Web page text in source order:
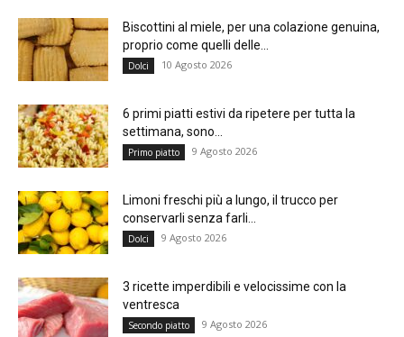
Biscottini al miele, per una colazione genuina,
proprio come quelli delle...
Dolci 10 Agosto 2026
6 primi piatti estivi da ripetere per tutta la
settimana, sono...
Primo piatto 9 Agosto 2026
Limoni freschi più a lungo, il trucco per
conservarli senza farli...
Dolci 9 Agosto 2026
3 ricette imperdibili e velocissime con la
ventresca
Secondo piatto 9 Agosto 2026